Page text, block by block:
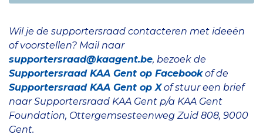
Wil je de supportersraad contacteren met ideeën
of voorstellen? Mail naar
supportersraad@kaagent.be, bezoek de
Supportersraad KAA Gent op Facebookof de
Supportersraad KAA Gent op Xof stuur een brief
naar Supportersraad KAA Gent p/a KAA Gent
Foundation, Ottergemsesteenweg Zuid 808, 9000
Gent.